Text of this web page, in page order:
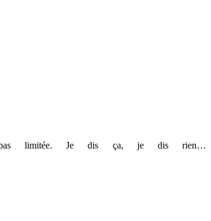
pas limitée. Je dis ça, je dis rien…